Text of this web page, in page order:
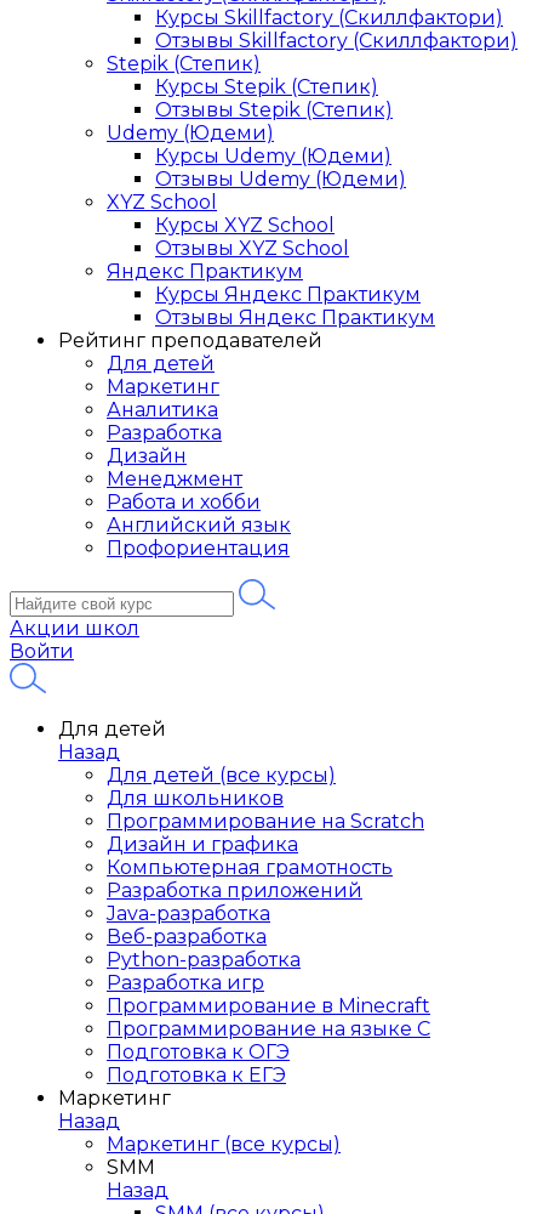
Курсы Skillfactory (Скиллфактори)
Отзывы Skillfactory (Скиллфактори)
Stepik (Степик)
Курсы Stepik (Степик)
Отзывы Stepik (Степик)
Udemy (Юдеми)
Курсы Udemy (Юдеми)
Отзывы Udemy (Юдеми)
XYZ School
Курсы XYZ School
Отзывы XYZ School
Яндекс Практикум
Курсы Яндекс Практикум
Отзывы Яндекс Практикум
Рейтинг преподавателей
Для детей
Маркетинг
Аналитика
Разработка
Дизайн
Менеджмент
Работа и хобби
Английский язык
Профориентация
Акции школ
Войти
Для детей
Назад
Для детей (все курсы)
Для школьников
Программирование на Scratch
Дизайн и графика
Компьютерная грамотность
Разработка приложений
Java-разработка
Веб-разработка
Python-разработка
Разработка игр
Программирование в Minecraft
Программирование на языке C
Подготовка к ОГЭ
Подготовка к ЕГЭ
Маркетинг
Назад
Маркетинг (все курсы)
SMM
Назад